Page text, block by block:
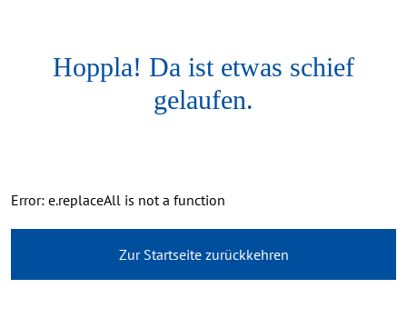
Hoppla! Da ist etwas schief
gelaufen.
Error: e.replaceAll is not a function
Zur Startseite zurückkehren